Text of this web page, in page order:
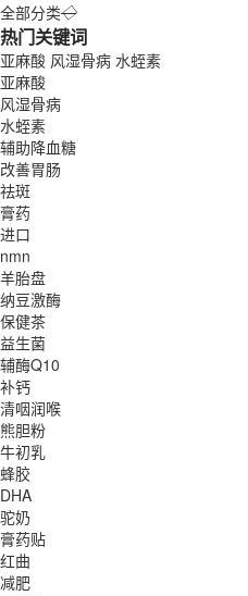
全部分类◇
热门关键词
亚麻酸 风湿骨病 水蛭素
亚麻酸
风湿骨病
水蛭素
辅助降血糖
改善胃肠
祛斑
膏药
进口
nmn
羊胎盘
纳豆激酶
保健茶
益生菌
辅酶Q10
补钙
清咽润喉
熊胆粉
牛初乳
蜂胶
DHA
驼奶
膏药贴
红曲
减肥